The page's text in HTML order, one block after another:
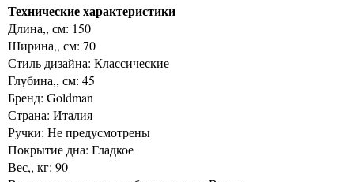
Технические характеристики
Длина,, см: 150
Ширина,, см: 70
Стиль дизайна: Классические
Глубина,, см: 45
Бренд: Goldman
Страна: Италия
Ручки: Не предусмотрены
Покрытие дна: Гладкое
Вес,, кг: 90